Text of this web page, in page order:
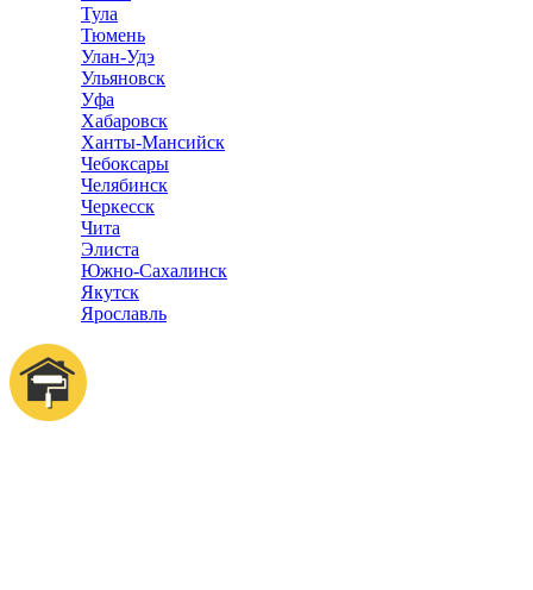
Тула
Тюмень
Улан-Удэ
Ульяновск
Уфа
Хабаровск
Ханты-Мансийск
Чебоксары
Челябинск
Черкесск
Чита
Элиста
Южно-Сахалинск
Якутск
Ярославль